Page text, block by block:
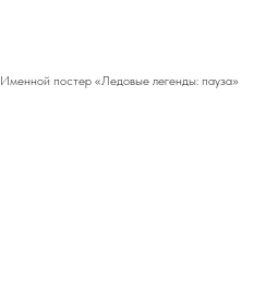
Именной постер «Ледовые легенды: пауза»